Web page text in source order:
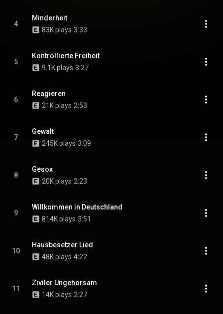
4
Minderheit
83K plays 3:33
5
Kontrollierte Freiheit
9.1K plays 3:27
6
Reagieren
21K plays 2:53
7
Gewalt
245K plays 3:09
8
Gesox
20K plays 2:23
9
Willkommen in Deutschland
814K plays 3:51
10
Hausbesetzer Lied
48K plays 4:22
11
Ziviler Ungehorsam
14K plays 2:27